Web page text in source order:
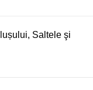
, Saltele şi